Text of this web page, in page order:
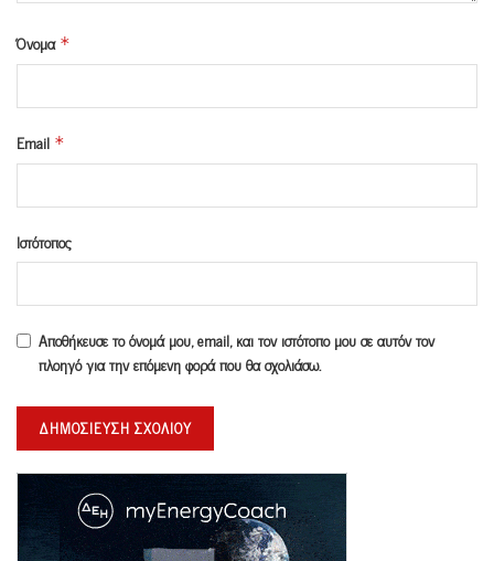
Όνομα *
Email *
Ιστότοπος
Αποθήκευσε το όνομά μου, email, και τον ιστότοπο μου σε αυτόν τον
πλοηγό για την επόμενη φορά που θα σχολιάσω.